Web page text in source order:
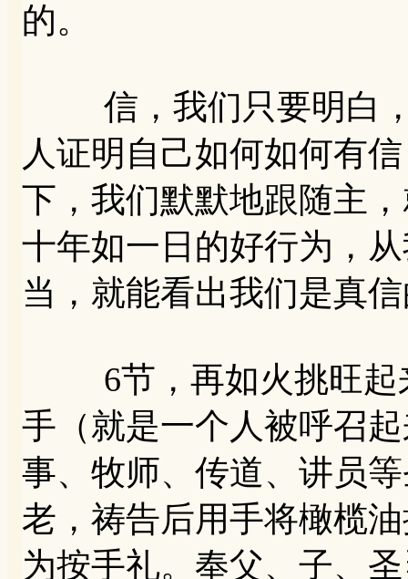
的。
信，我们只要明白，
人证明自己如何如何有
下，我们默默地跟随主
十年如一日的好行为，
当，就能看出我们是真
6节，再如火挑旺起
手（就是一个人被呼召
事、牧师、传道、讲员
老，祷告后用手将橄榄
为按手礼。奉父、子、